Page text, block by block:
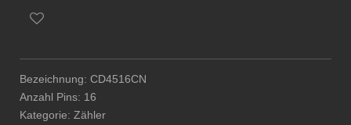
Bezeichnung: CD4516CN
Anzahl Pins: 16
Kategorie: Zähler